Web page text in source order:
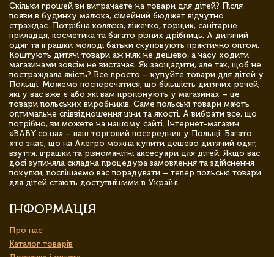
Скільки грошей ви витрачаєте на товари для дітей? Після
появи в будинку малюка, сімейний бюджет відчутно
страждає. Потрібна коляска, ліжечко, горщик, санітарне
приладдя, косметика та багато різних дрібниць. А дитячий
одяг та іграшки молоді батьки скуповують практично оптом.
Коштують дитячі товари аж ніяк не дешево, а часу ходити
магазинами зовсім не вистачає. Як заощадити, але так, щоб не
постраждала якість? Все просто – купуйте товари для дітей у
Польщі. Можемо посперечатися, що більшість дитячих речей,
які у вас вже є або які вам пропонують у магазинах – це
товари польських виробників. Саме польські товари мають
оптимальне співвідношення ціни та якості. А вибрати все, що
потрібно, ви можете на нашому сайті. Інтернет-магазин
«BABY.co.ua» – ваш торговий посередник у Польщі. Багато
хто знає, що на Алегро можна купити дешево дитячий одяг,
взуття, іграшки та різноманітні аксесуари для дітей. Якщо вас
досі зупиняла складна процедура замовлення та здійснення
покупки, поспішаємо вас порадувати – тепер польські товари
для дітей стають доступнішими в Україні.
ІНФОРМАЦІЯ
Про нас
Каталог товарів